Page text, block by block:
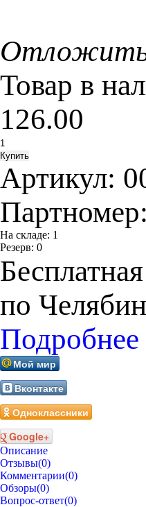
Товар в
126.00
Артикул:
Партномер:
На складе: 1
Резерв: 0
по
Подробнее
Мой мир
Вконтакте
Одноклассники
Google+
Описание
Отзывы(0)
Комментарии(0)
Обзоры(0)
Вопрос-ответ(0)